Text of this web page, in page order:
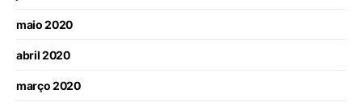
maio 2020
abril 2020
março 2020